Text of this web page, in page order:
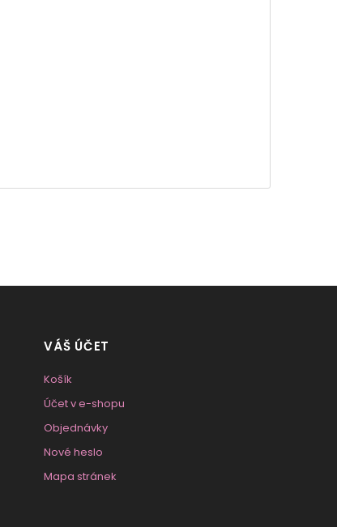
VÁŠ ÚČET
Košík
Účet v e-shopu
Objednávky
Nové heslo
Mapa stránek